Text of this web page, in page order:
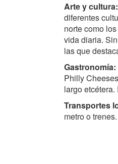
Arte y cultura:
diferentes
norte como
vida diaria.
las que
Gastronomía:
Philly
largo
Transportes
metro o trenes.